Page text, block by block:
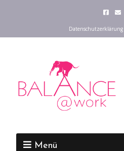
Datenschutzerklärung
Menü